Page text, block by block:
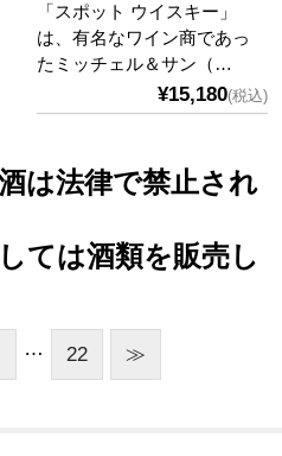
「スポット ウイスキー」
は、有名なワイン商であっ
たミッチェル＆サン（…
¥15,180(税込)
は法律で禁止され
ては酒類を販売し
… 22 ≫